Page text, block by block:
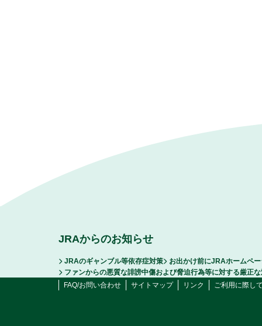
JRAからのお知らせ
JRAのギャンブル等依存症対策
お出かけ前にJRAホームペ
ファンからの悪質な誹謗中傷および脅迫行為等に対する厳正
FAQ/お問い合わせ
サイトマップ リンク ご利用に際し